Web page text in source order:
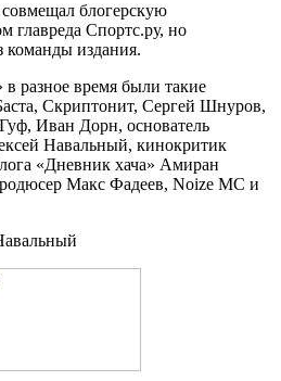
блогерскую
главреда Спортс.ру, но
команды издания.
разное время были такие
Скриптонит, Сергей Шнуров,
Иван Дорн, основатель
Навальный, кинокритик
«Дневник хача» Амиран
Макс Фадеев, Noize MC и